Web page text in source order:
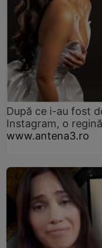
După ce i-au fost
Instagram, o
www.antena3.ro